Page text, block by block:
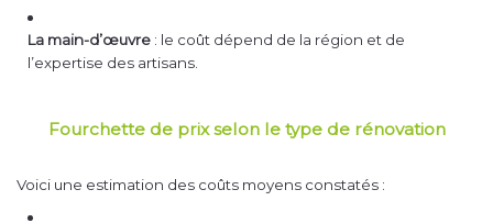
La main-d’œuvre : le coût dépend de la région et de
l’expertise des artisans.
Fourchette de prix selon le type de rénovation
Voici une estimation des coûts moyens constatés :